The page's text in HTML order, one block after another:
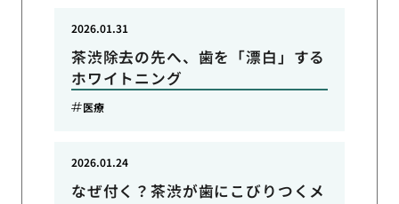
茶渋除去の先へ、歯を「漂白」する
ホワイトニング
2026.01.31
医療
なぜ付く？茶渋が歯にこびりつくメ
2026.01.24